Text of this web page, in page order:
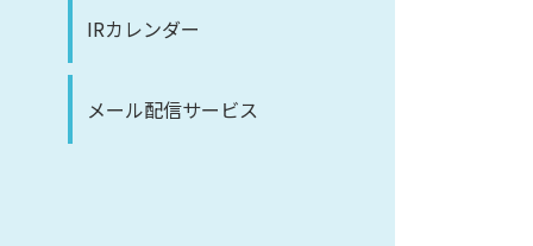
IRカレンダー
メール配信サービス